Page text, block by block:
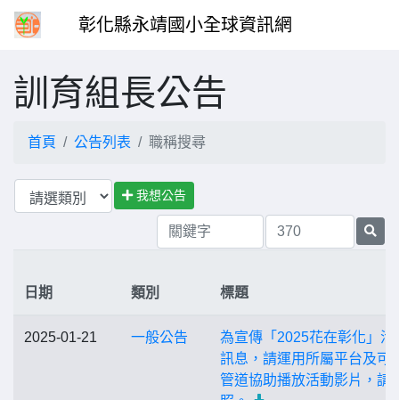
彰化縣永靖國小全球資訊網
訓育組長公告
首頁 公告列表 職稱搜尋
我想公告
日期 類別 標題
2025-01-21 一般公告
為宣傳「2025花在彰化」活
訊息，請運用所屬平台及可
管道協助播放活動影片，請